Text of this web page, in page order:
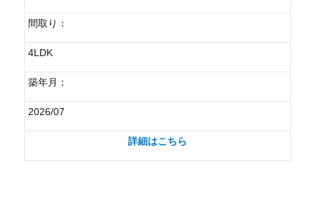
間取り：
4LDK
築年月：
2026/07
詳細はこちら